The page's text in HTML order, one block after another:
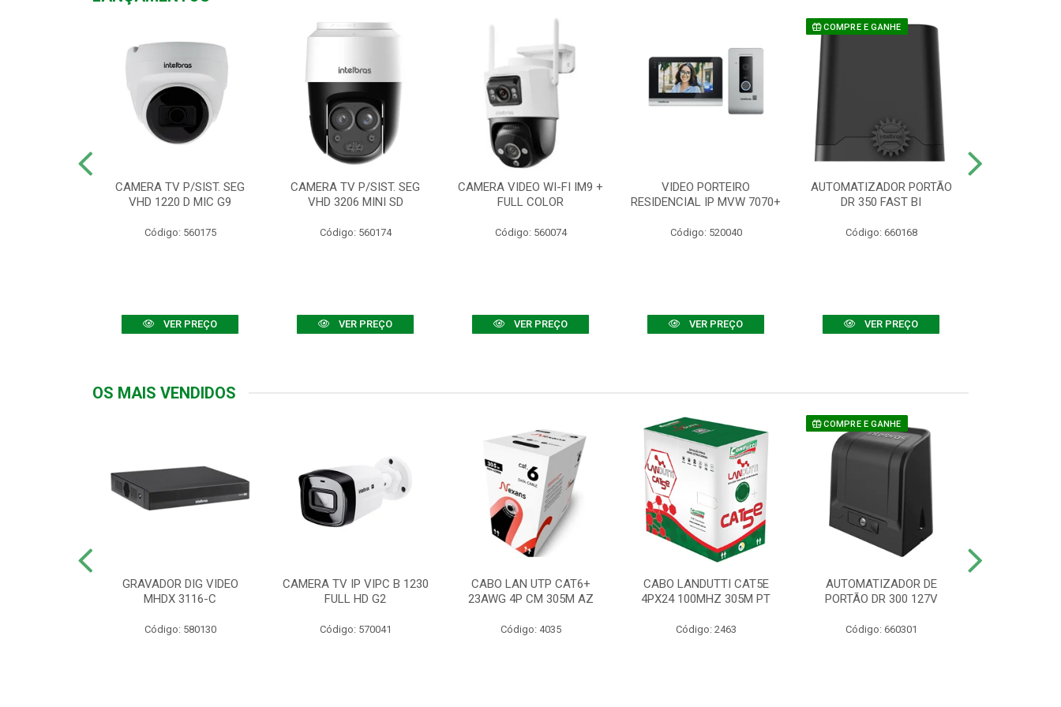
CAMERA TV P/SIST. SEG
VHD 1220 D MIC G9
Código: 560175
VER PREÇO
CAMERA TV P/SIST. SEG
VHD 3206 MINI SD
Código: 560174
VER PREÇO
CAMERA VIDEO WI-FI IM9 +
FULL COLOR
Código: 560074
VER PREÇO
VIDEO PORTEIRO
RESIDENCIAL IP MVW 7070+
Código: 520040
VER PREÇO
COMPRE E GANHE
AUTOMATIZADOR PORTÃO
DR 350 FAST BI
Código: 660168
VER PREÇO
OS MAIS VENDIDOS
GRAVADOR DIG VIDEO
MHDX 3116-C
Código: 580130
CAMERA TV IP VIPC B 1230
FULL HD G2
Código: 570041
CABO LAN UTP CAT6+
23AWG 4P CM 305M AZ
Código: 4035
CABO LANDUTTI CAT5E
4PX24 100MHZ 305M PT
Código: 2463
COMPRE E GANHE
AUTOMATIZADOR DE
PORTÃO DR 300 127V
Código: 660301